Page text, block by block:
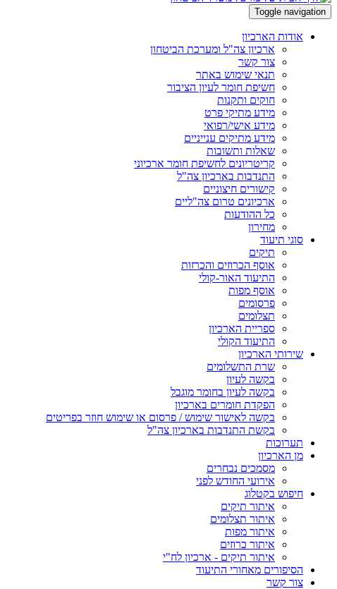
Toggle navigation
אודות הארכיון
ארכיון צה"ל ומערכת הביטחון
צור קשר
תנאי שימוש באתר
חשיפת חומר לעיון הציבור
חוקים ותקנות
מידע מתיקי פרט
מידע אישי/רפואי
מידע מתיקים ענייניים
שאלות ותשובות
קריטריונים לחשיפת חומר ארכיוני
התנדבות בארכיון צה"ל
קישורים חיצוניים
ארכיונים טרום צה"ליים
כל ההודעות
מחירון
סוגי תיעוד
תיקים
אוסף הכרוזים והכרזות
התיעוד האור-קולי
אוסף מפות
פרסומים
תצלומים
ספריית הארכיון
התיעוד הקולי
שירותי הארכיון
שרת התשלומים
בקשה לעיון
בקשה לעיון בחומר מוגבל
הפקדת חומרים בארכיון
בקשה לאישור שימוש / פרסום או שימוש חוזר בפריטים
בקשת התנדבות בארכיון צה"ל
תערוכות
מן הארכיון
מסמכים נבחרים
אירועי החודש לפני
חיפוש בקטלוג
איתור תיקים
איתור תצלומים
איתור מפות
איתור כרוזים
איתור תיקים - ארכיון לח"י
הסיפורים מאחורי התיעוד
צור קשר